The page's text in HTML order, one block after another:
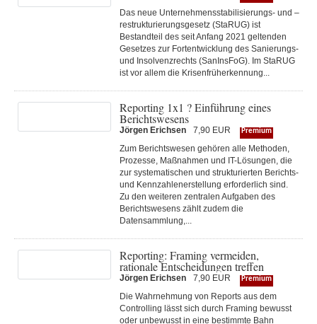
Das neue Unternehmensstabilisierungs- und –
restrukturierungsgesetz (StaRUG) ist
Bestandteil des seit Anfang 2021 geltenden
Gesetzes zur Fortentwicklung des Sanierungs-
und Insolvenzrechts (SanInsFoG). Im StaRUG
ist vor allem die Krisenfrüherkennung...
Reporting 1x1 ? Einführung eines
Berichtswesens
Jörgen Erichsen 7,90 EUR Premium
Zum Berichtswesen gehören alle Methoden,
Prozesse, Maßnahmen und IT-Lösungen, die
zur systematischen und strukturierten Berichts-
und Kennzahlenerstellung erforderlich sind.
Zu den weiteren zentralen Aufgaben des
Berichtswesens zählt zudem die
Datensammlung,...
Reporting: Framing vermeiden,
rationale Entscheidungen treffen
Jörgen Erichsen 7,90 EUR Premium
Die Wahrnehmung von Reports aus dem
Controlling lässt sich durch Framing bewusst
oder unbewusst in eine bestimmte Bahn